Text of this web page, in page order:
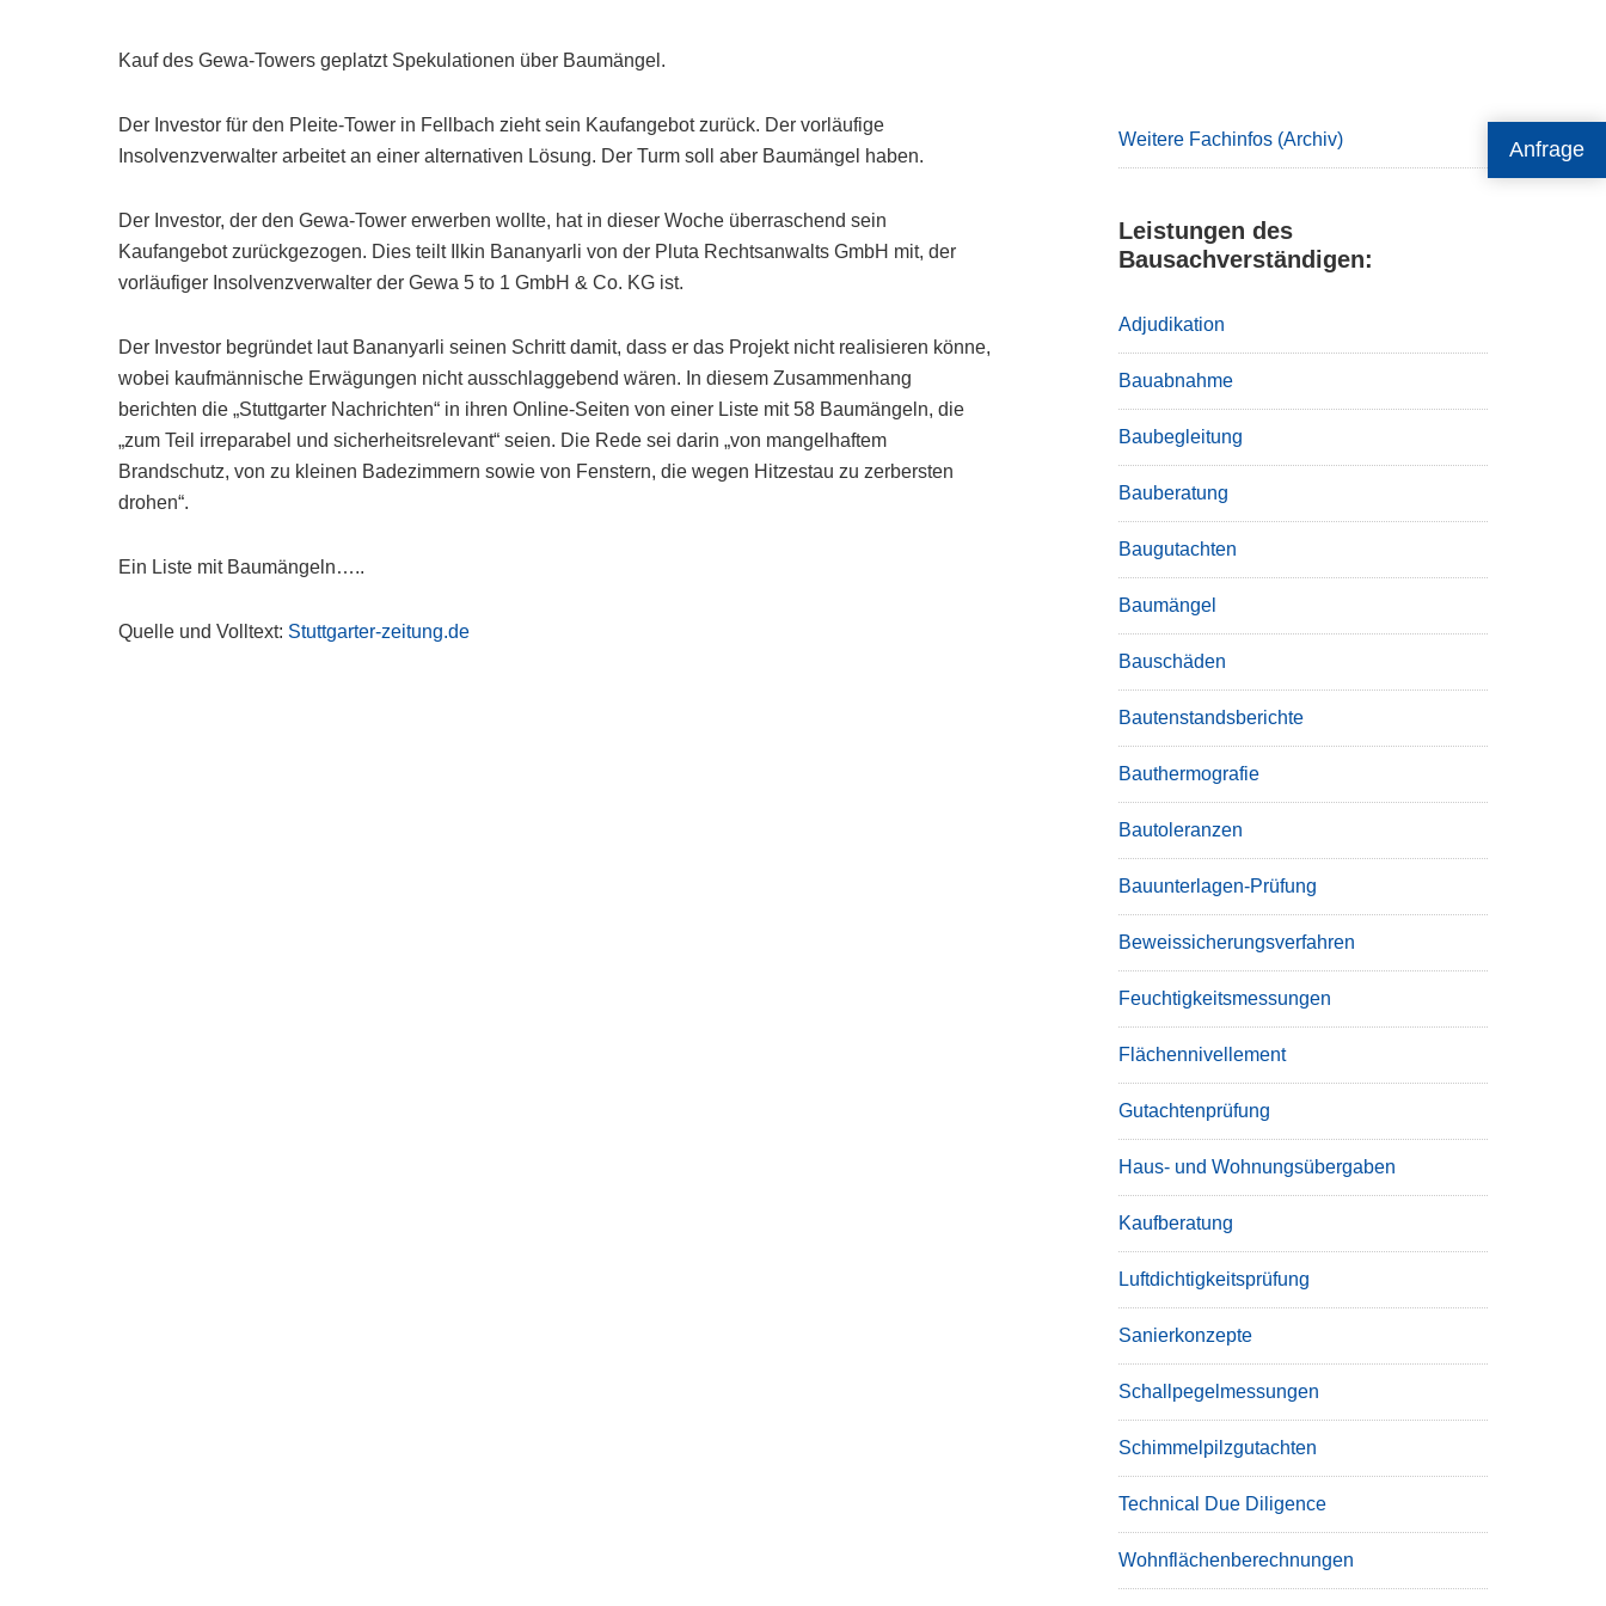
Anfrage
Kauf des Gewa-Towers geplatzt Spekulationen über Baumängel.
Der Investor für den Pleite-Tower in Fellbach zieht sein Kaufangebot zurück. Der vorläufige
Insolvenzverwalter arbeitet an einer alternativen Lösung. Der Turm soll aber Baumängel haben.
Der Investor, der den Gewa-Tower erwerben wollte, hat in dieser Woche überraschend sein
Kaufangebot zurückgezogen. Dies teilt Ilkin Bananyarli von der Pluta Rechtsanwalts GmbH mit, der
vorläufiger Insolvenzverwalter der Gewa 5 to 1 GmbH & Co. KG ist.
Der Investor begründet laut Bananyarli seinen Schritt damit, dass er das Projekt nicht realisieren könne,
wobei kaufmännische Erwägungen nicht ausschlaggebend wären. In diesem Zusammenhang
berichten die „Stuttgarter Nachrichten“ in ihren Online-Seiten von einer Liste mit 58 Baumängeln, die
„zum Teil irreparabel und sicherheitsrelevant“ seien. Die Rede sei darin „von mangelhaftem
Brandschutz, von zu kleinen Badezimmern sowie von Fenstern, die wegen Hitzestau zu zerbersten
drohen“.
Ein Liste mit Baumängeln…..
Quelle und Volltext: Stuttgarter-zeitung.de
Weitere Fachinfos (Archiv)
Leistungen des
Bausachverständigen:
Adjudikation
Bauabnahme
Baubegleitung
Bauberatung
Baugutachten
Baumängel
Bauschäden
Bautenstandsberichte
Bauthermografie
Bautoleranzen
Bauunterlagen-Prüfung
Beweissicherungsverfahren
Feuchtigkeitsmessungen
Flächennivellement
Gutachtenprüfung
Haus- und Wohnungsübergaben
Kaufberatung
Luftdichtigkeitsprüfung
Sanierkonzepte
Schallpegelmessungen
Schimmelpilzgutachten
Technical Due Diligence
Wohnflächenberechnungen